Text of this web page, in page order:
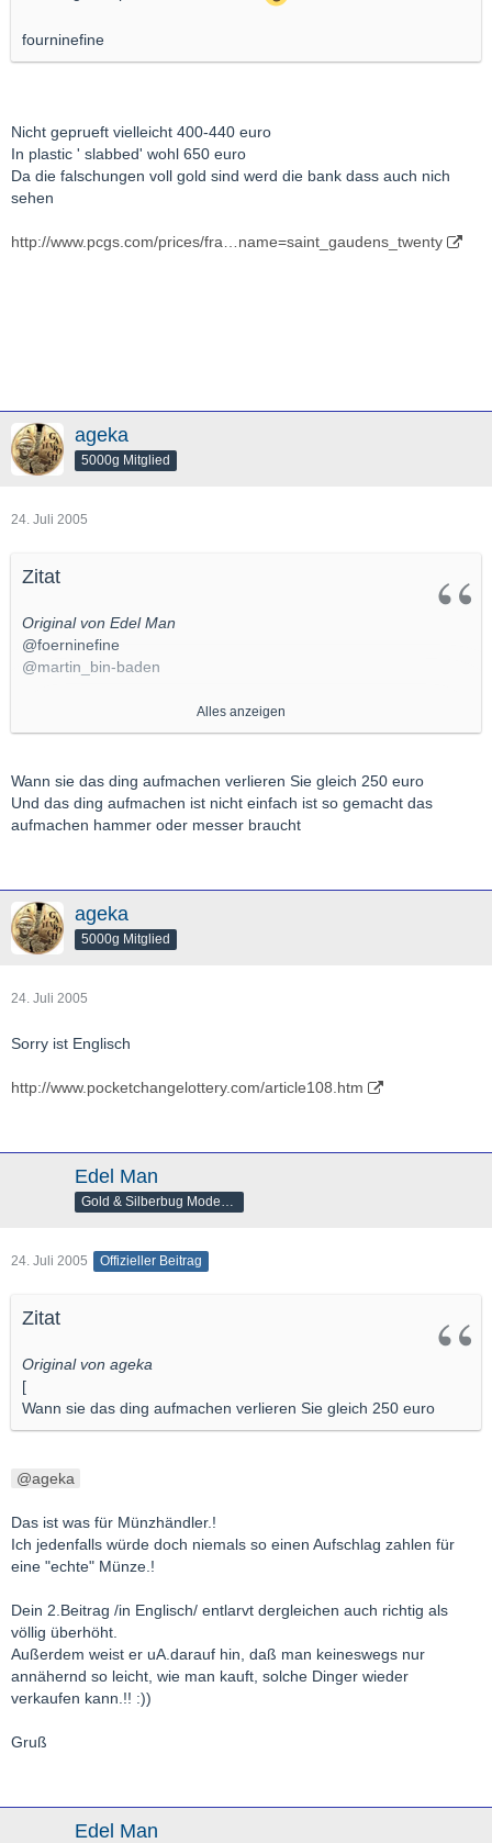
fourninefine
Nicht geprueft vielleicht 400-440 euro
In plastic ' slabbed' wohl 650 euro
Da die falschungen voll gold sind werd die bank dass auch nich
sehen
http://www.pcgs.com/prices/fra…name=saint_gaudens_twenty
ageka
5000g Mitglied
24. Juli 2005
Zitat
Original von Edel Man
@foerninefine
@martin_bin-baden
Das mit den Einschweissungen ist überzeugend.
Aber zum Sammeln doch nicht so schön; naja, man kann das
Wenn man sie denn hat.
Warum ich aber einklinke:
sind aus eigenem Interesse geprüft, und den Beleg hat man als
gewisse Sicherheit für alle Fälle.
Gruß
Alles anzeigen
Wann sie das ding aufmachen verlieren Sie gleich 250 euro
Und das ding aufmachen ist nicht einfach ist so gemacht das
aufmachen hammer oder messer braucht
ageka
5000g Mitglied
24. Juli 2005
Sorry ist Englisch
http://www.pocketchangelottery.com/article108.htm
Edel Man
24. Juli 2005 Offizieller Beitrag
Zitat
Original von ageka
[
Wann sie das ding aufmachen verlieren Sie gleich 250 euro
ageka
Das ist was für Münzhändler.!
Ich jedenfalls würde doch niemals so einen Aufschlag zahlen für
eine "echte" Münze.!
Dein 2.Beitrag /in Englisch/ entlarvt dergleichen auch richtig als
völlig überhöht.
Außerdem weist er uA.darauf hin, daß man keineswegs nur
annähernd so leicht, wie man kauft, solche Dinger wieder
verkaufen kann.!! :))
Gruß
Edel Man